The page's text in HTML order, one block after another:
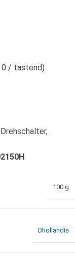
0 / tastend)
100 g
Dhollandia